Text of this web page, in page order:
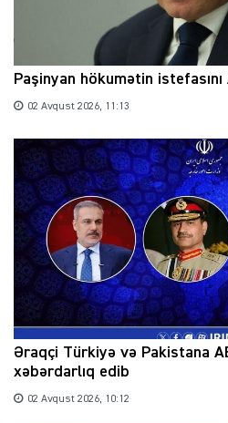
Paşinyan hökumətin istefasını
02 Avqust 2026, 11:13
Əraqçi Türkiyə və Pakistana
xəbərdarlıq edib
02 Avqust 2026, 10:12